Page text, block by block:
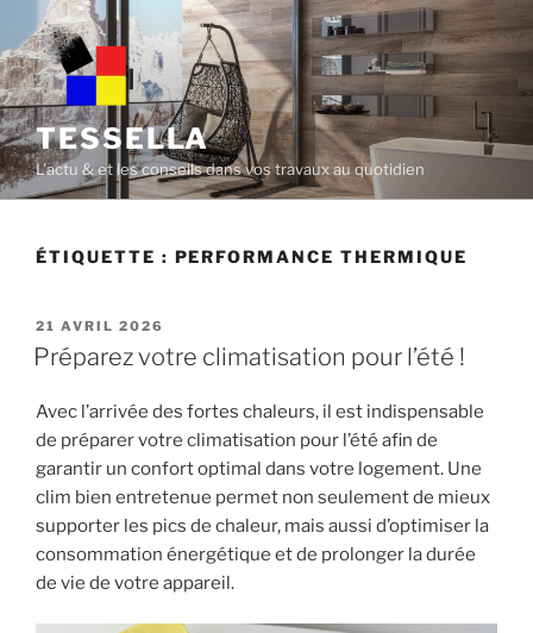
content
TESSELLA
L'actu & et les conseils dans vos travaux au quotidien
ÉTIQUETTE : PERFORMANCE THERMIQUE
POSTED
ON
21 AVRIL 2026
Préparez votre climatisation pour l’été !
Avec l’arrivée des fortes chaleurs, il est indispensable
de préparer votre climatisation pour l’été afin de
garantir un confort optimal dans votre logement. Une
clim bien entretenue permet non seulement de mieux
supporter les pics de chaleur, mais aussi d’optimiser la
consommation énergétique et de prolonger la durée
de vie de votre appareil.